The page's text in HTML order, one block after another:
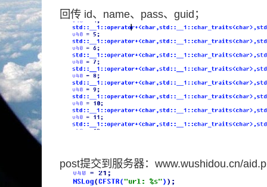
回传 id、name、pass、guid；
post提交到服务器：www.wushidou.cn/